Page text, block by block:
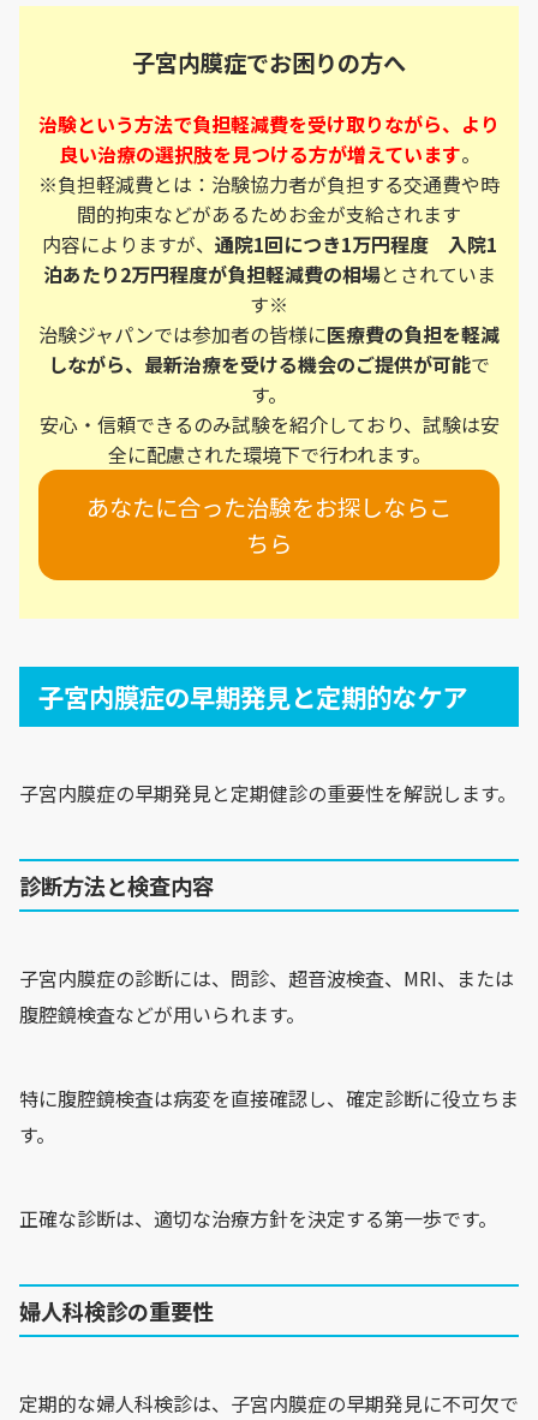
子宮内膜症でお困りの方へ
治験という方法で負担軽減費を受け取りながら、より
良い治療の選択肢を見つける方が増えています。
※負担軽減費とは：治験協力者が負担する交通費や時
間的拘束などがあるためお金が支給されます
内容によりますが、 通院1回につき1万円程度 入院1
泊あたり2万円程度が負担軽減費の相場とされていま
す※
治験ジャパンでは参加者の皆様に医療費の負担を軽減
しながら、最新治療を受ける機会のご提供が可能で
す。
安心・信頼できるのみ試験を紹介しており、試験は安
全に配慮された環境下で行われます。
あなたに合った治験をお探しならこ
ちら
子宮内膜症の早期発見と定期的なケア
子宮内膜症の早期発見と定期健診の重要性を解説します。
診断方法と検査内容
子宮内膜症の診断には、問診、超音波検査、MRI、または
腹腔鏡検査などが用いられます。
特に腹腔鏡検査は病変を直接確認し、確定診断に役立ちま
す。
正確な診断は、適切な治療方針を決定する第一歩です。
婦人科検診の重要性
定期的な婦人科検診は、子宮内膜症の早期発見に不可欠で